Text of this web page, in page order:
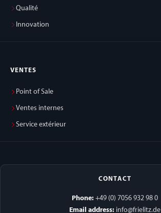
Qualité
Innovation
VENTES
Point of Sale
Ventes internes
Service extérieur
CONTACT
Phone: +49 (0) 7056 932 98 0
Email address: info@frielitz.de